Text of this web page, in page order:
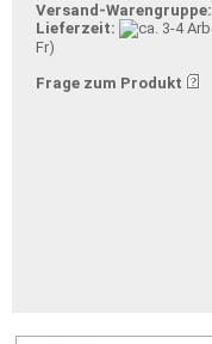
Versand-Warengruppe:
Lieferzeit:
Fr)
Frage zum Produkt